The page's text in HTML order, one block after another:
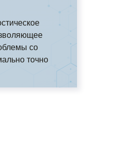
со
точно